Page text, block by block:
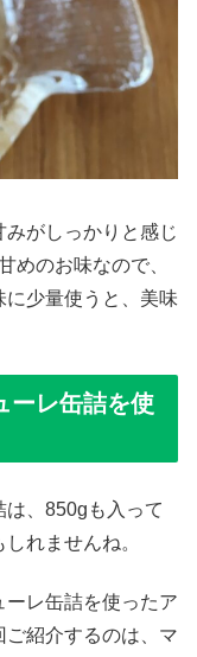
がしっかりと感じ
めのお味なので、
少量使うと、美味
ーレ缶詰を使
、850gも入って
れませんね。
レ缶詰を使ったア
ご紹介するのは、マ